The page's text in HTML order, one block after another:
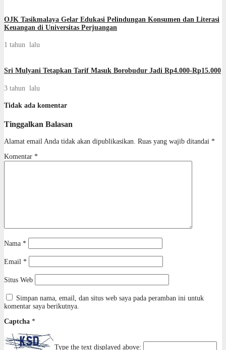
OJK Tasikmalaya Gelar Edukasi Pelindungan Konsumen dan Literasi
Keuangan di Universitas Perjuangan
1 tahun lalu
Sri Mulyani Tetapkan Tarif Masuk Borobudur Jadi Rp4.000-Rp15.000
3 tahun lalu
Tidak ada komentar
Tinggalkan Balasan
Alamat email Anda tidak akan dipublikasikan. Ruas yang wajib ditandai *
Komentar *
Nama *
Email *
Situs Web
Simpan nama, email, dan situs web saya pada peramban ini untuk
komentar saya berikutnya.
Captcha *
Type the text displayed above: